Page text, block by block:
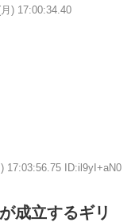
) 17:00:34.40
17:03:56.75 ID:il9yI+aN0
成立するギリ